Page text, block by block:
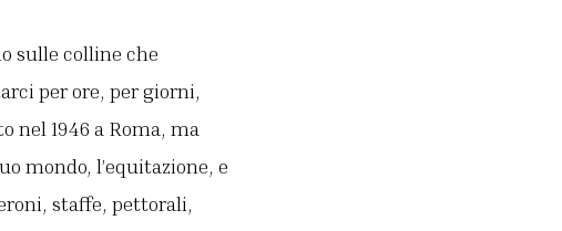
sulle colline che
per ore, per giorni,
nel 1946 a Roma, ma
mondo, l’equitazione, e
staffe, pettorali,